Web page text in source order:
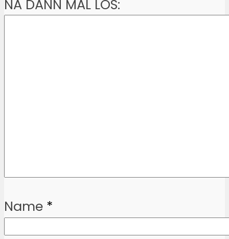
NA DANN MAL LOS:
Name *